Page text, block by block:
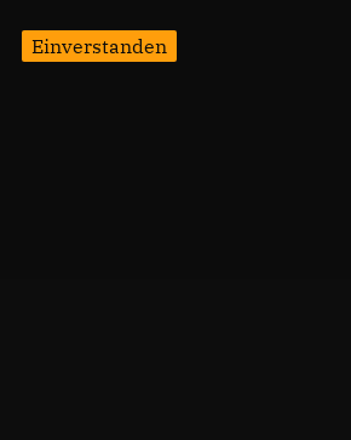
Einverstanden